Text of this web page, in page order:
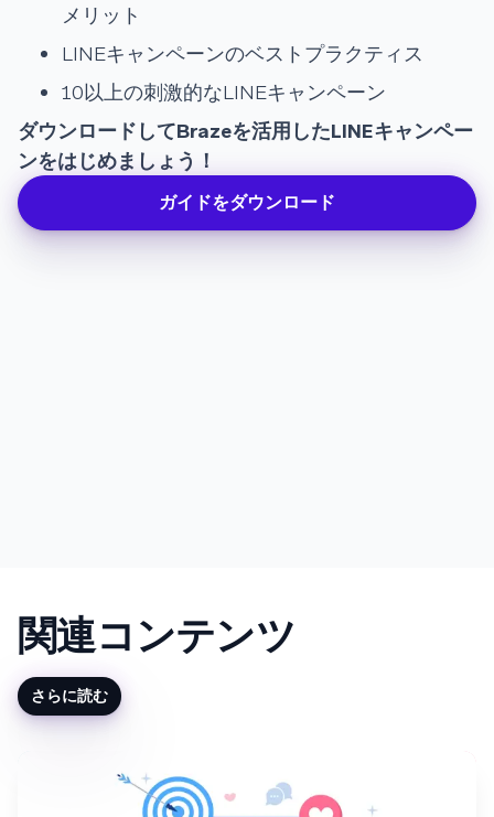
メリット
LINEキャンペーンのベストプラクティス
10以上の刺激的なLINEキャンペーン
ダウンロードしてBrazeを活用したLINEキャンペー
ンをはじめましょう！
ガイドをダウンロード
関連コンテンツ
さらに読む